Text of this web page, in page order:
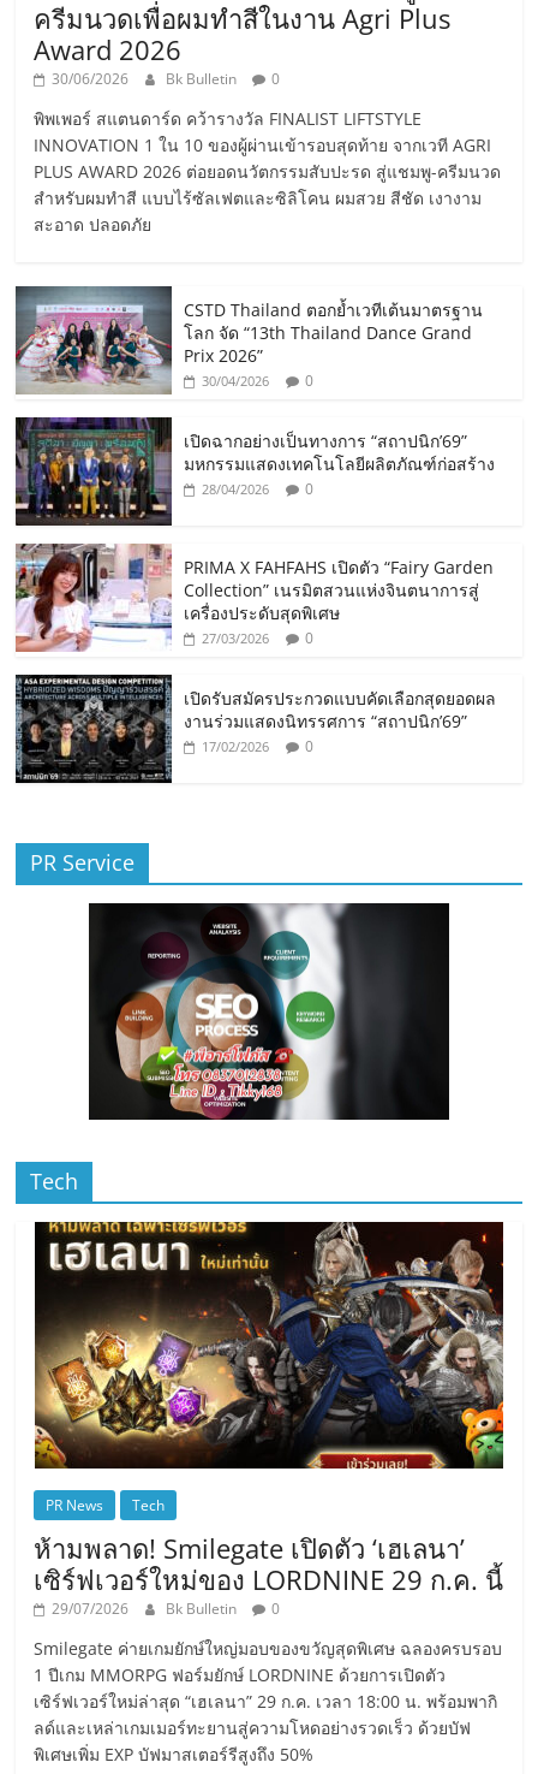
ครีมนวดเพื่อผมทำสีในงาน Agri Plus
Award 2026
30/06/2026 Bk Bulletin 0
พิพเพอร์ สแตนดาร์ด คว้ารางวัล FINALIST LIFTSTYLE
INNOVATION 1 ใน 10 ของผู้ผ่านเข้ารอบสุดท้าย จากเวที AGRI
PLUS AWARD 2026 ต่อยอดนวัตกรรมสับปะรด สู่แชมพู-ครีมนวด
สำหรับผมทำสี แบบไร้ซัลเฟตและซิลิโคน ผมสวย สีชัด เงางาม
สะอาด ปลอดภัย
CSTD Thailand ตอกย้ำเวทีเต้นมาตรฐาน
โลก จัด “13th Thailand Dance Grand
Prix 2026”
30/04/2026 0
เปิดฉากอย่างเป็นทางการ “สถาปนิก’69”
มหกรรมแสดงเทคโนโลยีผลิตภัณฑ์ก่อสร้าง
28/04/2026 0
PRIMA X FAHFAHS เปิดตัว “Fairy Garden
Collection” เนรมิตสวนแห่งจินตนาการสู่
เครื่องประดับสุดพิเศษ
27/03/2026 0
เปิดรับสมัครประกวดแบบคัดเลือกสุดยอดผล
งานร่วมแสดงนิทรรศการ “สถาปนิก’69”
17/02/2026 0
PR Service
Tech
PR News Tech
ห้ามพลาด! Smilegate เปิดตัว ‘เฮเลนา’
เซิร์ฟเวอร์ใหม่ของ LORDNINE 29 ก.ค. นี้
29/07/2026 Bk Bulletin 0
Smilegate ค่ายเกมยักษ์ใหญ่มอบของขวัญสุดพิเศษ ฉลองครบรอบ
1 ปีเกม MMORPG ฟอร์มยักษ์ LORDNINE ด้วยการเปิดตัว
เซิร์ฟเวอร์ใหม่ล่าสุด “เฮเลนา” 29 ก.ค. เวลา 18:00 น. พร้อมพากิ
ลด์และเหล่าเกมเมอร์ทะยานสู่ความโหดอย่างรวดเร็ว ด้วยบัฟ
พิเศษเพิ่ม EXP บัฟมาสเตอร์รีสูงถึง 50%